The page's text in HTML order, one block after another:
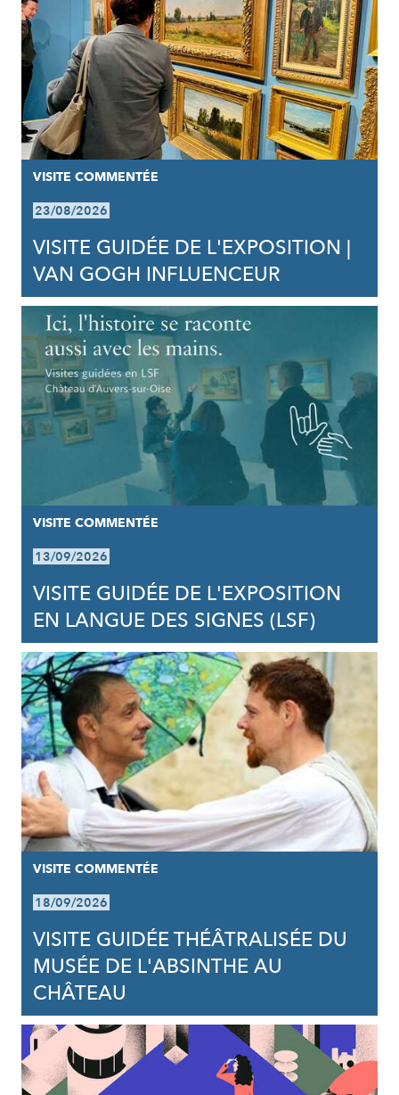
VISITE COMMENTÉE
23/08/2026
VISITE GUIDÉE DE L'EXPOSITION |
VAN GOGH INFLUENCEUR
VISITE COMMENTÉE
13/09/2026
VISITE GUIDÉE DE L'EXPOSITION
EN LANGUE DES SIGNES (LSF)
VISITE COMMENTÉE
18/09/2026
VISITE GUIDÉE THÉÂTRALISÉE DU
MUSÉE DE L'ABSINTHE AU
CHÂTEAU